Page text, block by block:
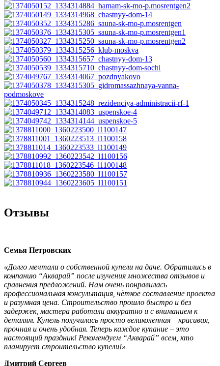
Отзывы
Семья Петровских
«Долго мечтали о собственной купели на даче. Обратились в
компанию “Акварай” после изучения множества отзывов и
сравнения предложений. Нам очень понравилась
профессиональная консультация, чёткое составление проекта
и разумная цена. Строительство прошло быстро и без
задержек, мастера работали аккуратно и с вниманием к
деталям. Купель получилась просто великолепная – красивая,
прочная и очень удобная. Теперь каждое купание – это
настоящий праздник! Рекомендуем “Акварай” всем, кто
планирует строительство купели!»
Дмитрий Сергеев